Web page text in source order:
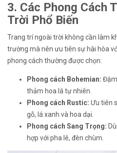
3. Các Phong Cách
Trời Phổ Biến
Trang trí ngoài trời không cần làm
trường mà nên ưu tiên sự hài hòa
phong cách thường được chọn:
Phong cách Bohemian:
thảm hoa lá tự nhiên.
Phong cách Rustic: Ưu tiên
gỗ, lá xanh và hoa dại.
Phong cách Sang Trọng:
hợp với pha lê, đèn chùm.